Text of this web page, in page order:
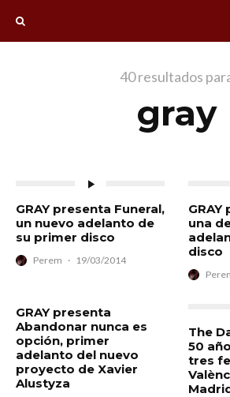
40 resultados
gray
GRAY presenta Funeral,
un nuevo adelanto de
su primer disco
Perem · 19/03/2014
GRAY presenta
Abandonar nunca es
opción, primer
adelanto del nuevo
proyecto de Xavier
Alustyza
una
disco
The
50
tres